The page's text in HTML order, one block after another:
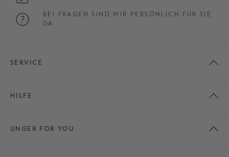
BEI FRAGEN SIND WIR PERSÖNLICH FÜR SIE
DA
SERVICE
HILFE
UNGER FOR YOU